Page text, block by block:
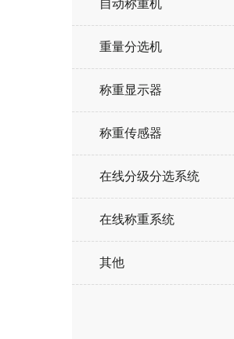
自动称重机
重量分选机
称重显示器
称重传感器
在线分级分选系统
在线称重系统
其他